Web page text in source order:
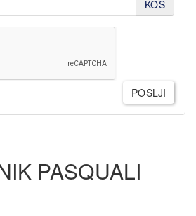
KOS
POŠLJI
PASQUALI